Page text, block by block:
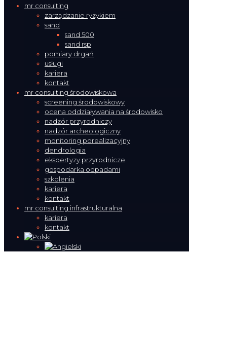
mr consulting
zarządzanie ryzykiem
sand
sand 500
sand rsp
pomiary drgań
usługi
kariera
kontakt
mr consulting środowiskowa
screening środowiskowy
ocena oddziaływania na środowisko
nadzór przyrodniczy
nadzór archeologiczny
monitoring porealizacyjny
dendrologia
ekspertyzy przyrodnicze
gospodarka odpadami
szkolenia
kariera
kontakt
mr consulting infrastrukturalna
kariera
kontakt